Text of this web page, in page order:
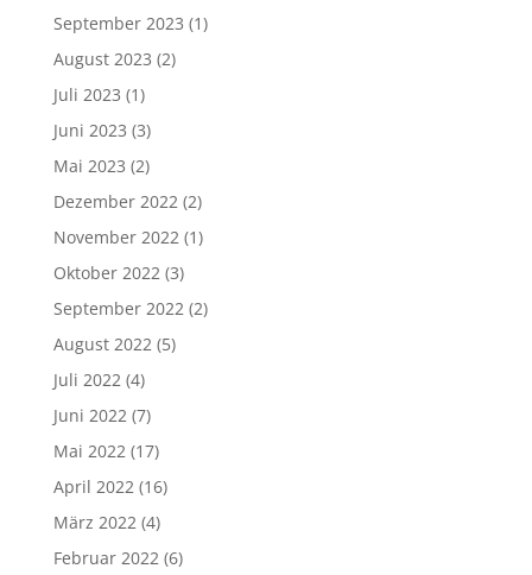
September 2023 (1)
August 2023 (2)
Juli 2023 (1)
Juni 2023 (3)
Mai 2023 (2)
Dezember 2022(2)
November 2022(1)
Oktober 2022(3)
September 2022(2)
August 2022(5)
Juli 2022(4)
Juni 2022(7)
Mai 2022(17)
April 2022(16)
März 2022(4)
Februar 2022(6)